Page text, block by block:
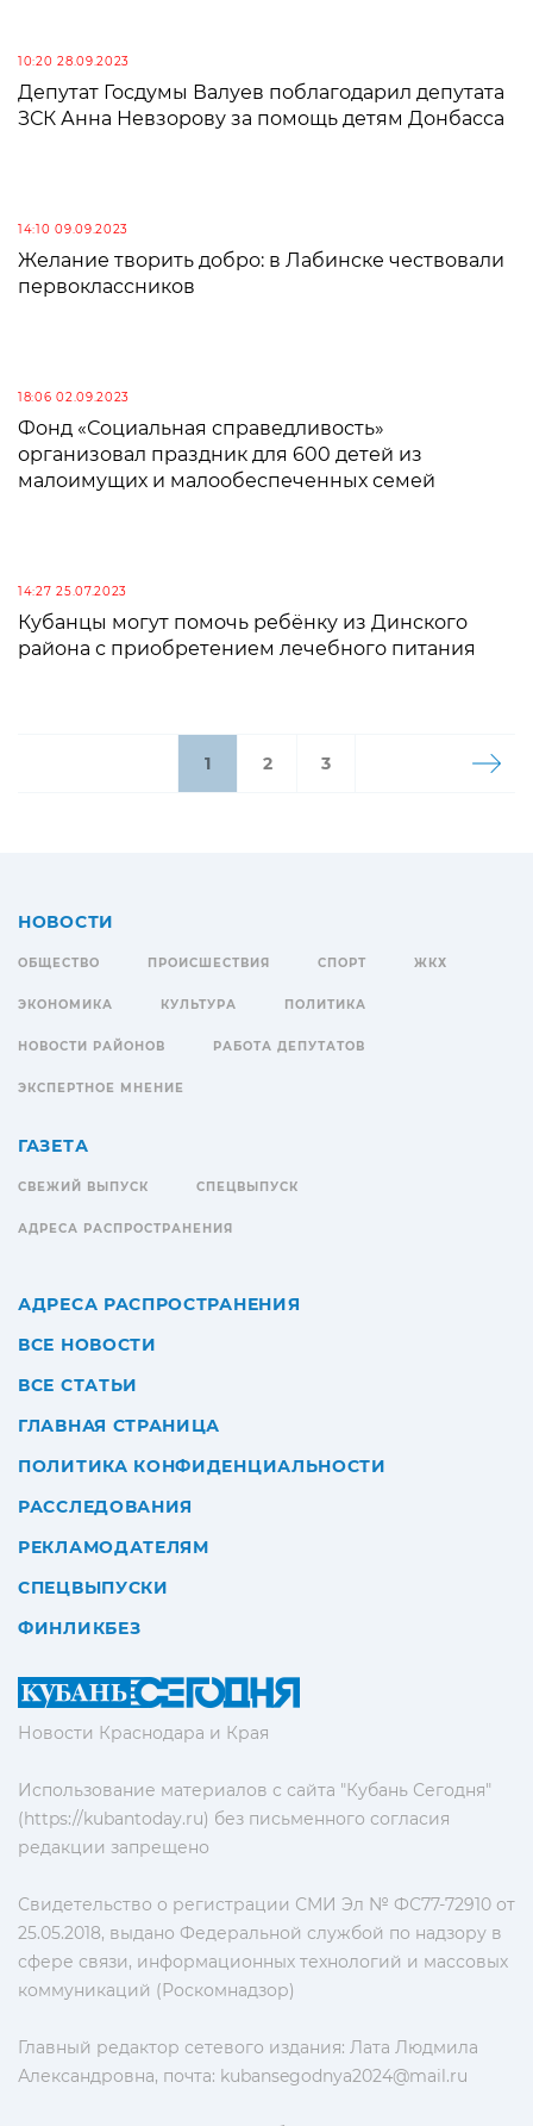
10:20 28.09.2023
Депутат Госдумы Валуев поблагодарил депутата
ЗСК Анна Невзорову за помощь детям Донбасса
14:10 09.09.2023
Желание творить добро: в Лабинске чествовали
первоклассников
18:06 02.09.2023
Фонд «Социальная справедливость»
организовал праздник для 600 детей из
малоимущих и малообеспеченных семей
14:27 25.07.2023
Кубанцы могут помочь ребёнку из Динского
района с приобретением лечебного питания
1 2 3
Новости Краснодара и Края
Использование материалов с сайта "Кубань Сегодня"
(https://kubantoday.ru) без письменного согласия
редакции запрещено
Свидетельство о регистрации СМИ Эл № ФС77-72910 от
25.05.2018, выдано Федеральной службой по надзору в
сфере связи, информационных технологий и массовых
коммуникаций (Роскомнадзор)
Главный редактор сетевого издания: Лата Людмила
Александровна, почта: kubansegodnya2024@mail.ru
НОВОСТИ
ОБЩЕСТВО ПРОИСШЕСТВИЯ СПОРТ ЖКХ
ЭКОНОМИКА КУЛЬТУРА ПОЛИТИКА
НОВОСТИ РАЙОНОВ РАБОТА ДЕПУТАТОВ
ЭКСПЕРТНОЕ МНЕНИЕ
ГАЗЕТА
СВЕЖИЙ ВЫПУСК СПЕЦВЫПУСК
АДРЕСА РАСПРОСТРАНЕНИЯ
АДРЕСА РАСПРОСТРАНЕНИЯ
ВСЕ НОВОСТИ
ВСЕ СТАТЬИ
ГЛАВНАЯ СТРАНИЦА
ПОЛИТИКА КОНФИДЕНЦИАЛЬНОСТИ
РАССЛЕДОВАНИЯ
РЕКЛАМОДАТЕЛЯМ
СПЕЦВЫПУСКИ
ФИНЛИКБЕЗ